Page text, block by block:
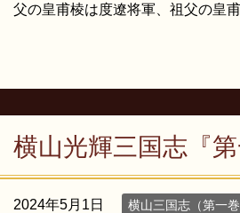
父の皇甫棱は度遼将軍、祖父の皇
横山光輝三国志『第
2024年5月1日 横山三国志（第一巻